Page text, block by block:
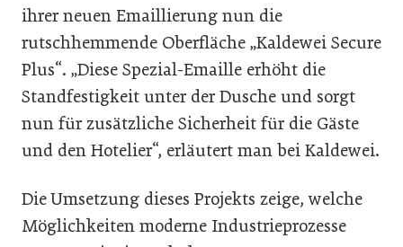
ihrer neuen Emaillierung nun die
rutschhemmende Oberfläche „Kaldewei Secure
Plus“. „Diese Spezial-Emaille erhöht die
Standfestigkeit unter der Dusche und sorgt
nun für zusätzliche Sicherheit für die Gäste
und den Hotelier“, erläutert man bei Kaldewei.
Die Umsetzung dieses Projekts zeige, welche
Möglichkeiten moderne Industrieprozesse